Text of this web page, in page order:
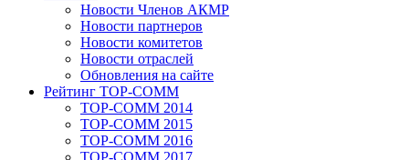
Новости Членов АКМР
Новости партнеров
Новости комитетов
Новости отраслей
Обновления на сайте
Рейтинг TOP-COMM
TOP-COMM 2014
TOP-COMM 2015
TOP-COMM 2016
TOP-COMM 2017